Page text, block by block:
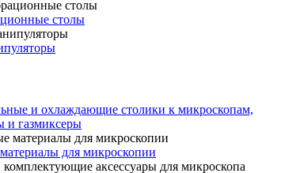
столы
и охлаждающие столики к микроскопам,
и газмиксеры
для микроскопии